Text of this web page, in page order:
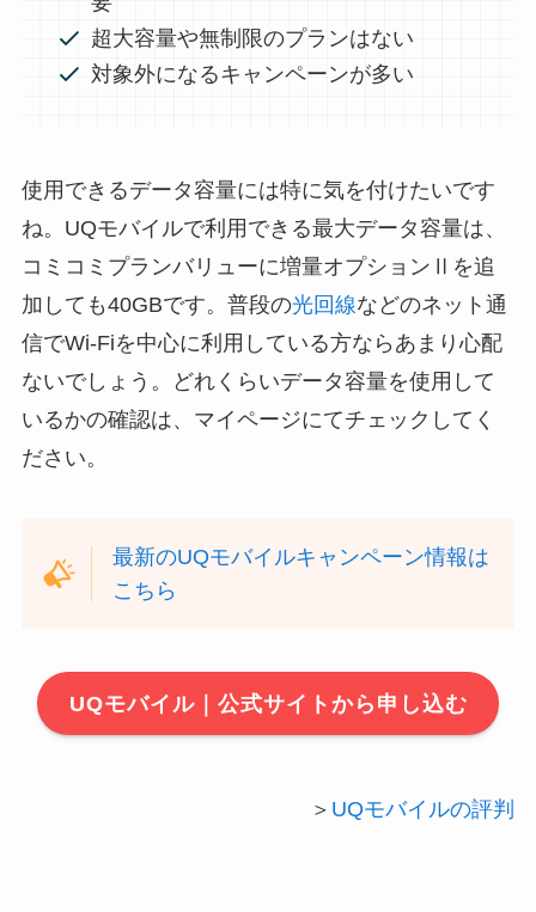
超大容量や無制限のプランはない
対象外になるキャンペーンが多い
使用できるデータ容量には特に気を付けたいです
ね。UQモバイルで利用できる最大データ容量は、
コミコミプランバリューに増量オプションⅡを追
加しても40GBです。普段の光回線などのネット通
信でWi-Fiを中心に利用している方ならあまり心配
ないでしょう。どれくらいデータ容量を使用して
いるかの確認は、マイページにてチェックしてく
ださい。
最新のUQモバイルキャンペーン情報は
こちら
UQモバイル｜公式サイトから申し込む
＞ UQモバイルの評判